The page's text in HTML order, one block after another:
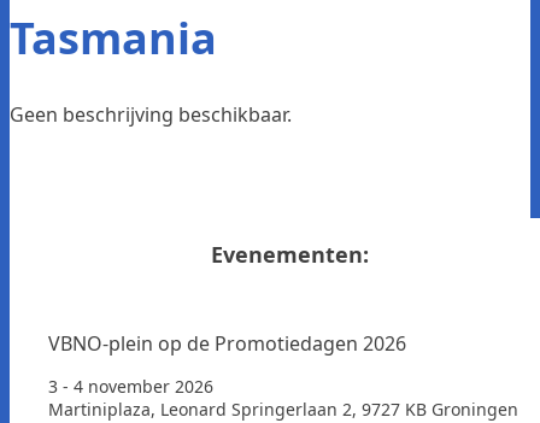
Tasmania
Geen beschrijving beschikbaar.
Evenementen:
VBNO-plein op de Promotiedagen 2026
3 - 4 november 2026
Martiniplaza, Leonard Springerlaan 2, 9727 KB Groningen